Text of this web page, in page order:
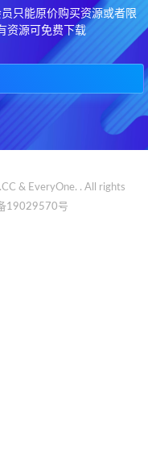
只能原价购买资源或者限
资源可免费下载
& EveryOne. . All rights
19029570号